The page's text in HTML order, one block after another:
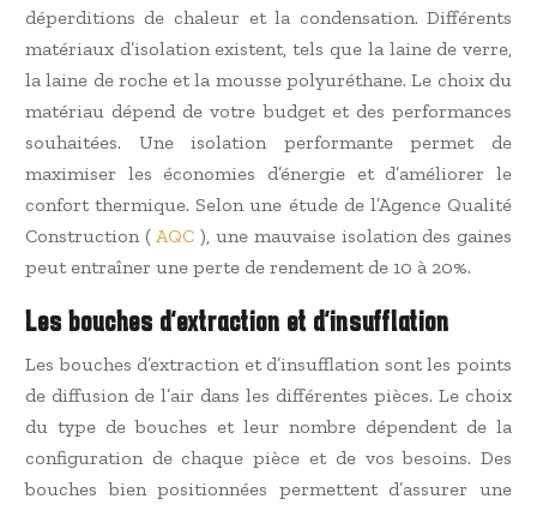
déperditions de chaleur et la condensation. Différents
matériaux d’isolation existent, tels que la laine de verre,
la laine de roche et la mousse polyuréthane. Le choix du
matériau dépend de votre budget et des performances
souhaitées. Une isolation performante permet de
maximiser les économies d’énergie et d’améliorer le
confort thermique. Selon une étude de l’Agence Qualité
Construction (AQC), une mauvaise isolation des gaines
peut entraîner une perte de rendement de 10 à 20%.
Les bouches d’extraction et d’insufflation
Les bouches d’extraction et d’insufflation sont les points
de diffusion de l’air dans les différentes pièces. Le choix
du type de bouches et leur nombre dépendent de la
configuration de chaque pièce et de vos besoins. Des
bouches bien positionnées permettent d’assurer une